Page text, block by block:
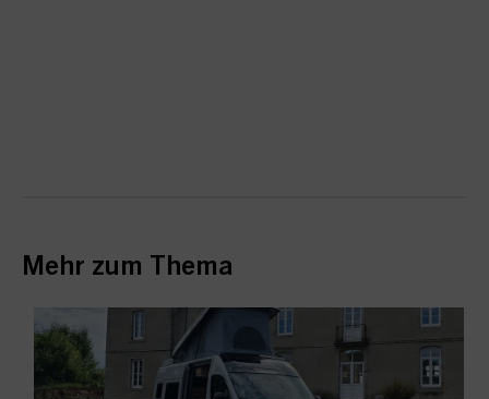
Mehr zum Thema